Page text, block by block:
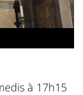
à 17h15